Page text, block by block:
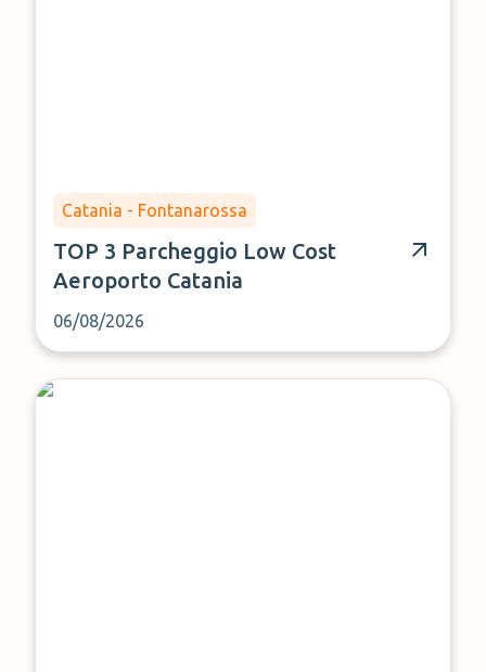
Catania - Fontanarossa
TOP 3 Parcheggio Low Cost
Aeroporto Catania
06/08/2026